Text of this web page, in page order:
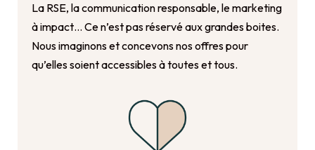
La RSE, la communication responsable, le marketing
à impact… Ce n’est pas réservé aux grandes boites.
Nous imaginons et concevons nos offres pour
qu’elles soient accessibles à toutes et tous.